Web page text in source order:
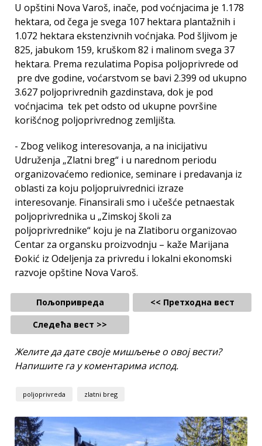
U opštini Nova Varoš, inače, pod voćnjacima je 1.178
hektara, od čega je svega 107 hektara plantažnih i
1.072 hektara ekstenzivnih voćnjaka. Pod šljivom je
825, jabukom 159, kruškom 82 i malinom svega 37
hektara. Prema rezulatima Popisa poljoprivrede od
pre dve godine, voćarstvom se bavi 2.399 od ukupno
3.627 poljoprivrednih gazdinstava, dok je pod
voćnjacima tek pet odsto od ukupne površine
korišćnog poljoprivrednog zemljišta.
- Zbog velikog interesovanja, a na inicijativu
Udruženja „Zlatni breg“ i u narednom periodu
organizovaćemo redionice, seminare i predavanja iz
oblasti za koju poljopruivrednici izraze
interesovanje. Finansirali smo i učešće petnaestak
poljoprivrednika u „Zimskoj školi za
poljoprivrednike“ koju je na Zlatiboru organizovao
Centar za organsku proizvodnju – kaže Marijana
Đokić iz Odeljenja za privredu i lokalni ekonomski
razvoje opštine Nova Varoš.
Пољопривреда
<< Претходна вест
Следећа вест >>
Желите да дате своје мишљење о овој вести?
Напишите га у коментарима испод.
poljoprivreda zlatni breg